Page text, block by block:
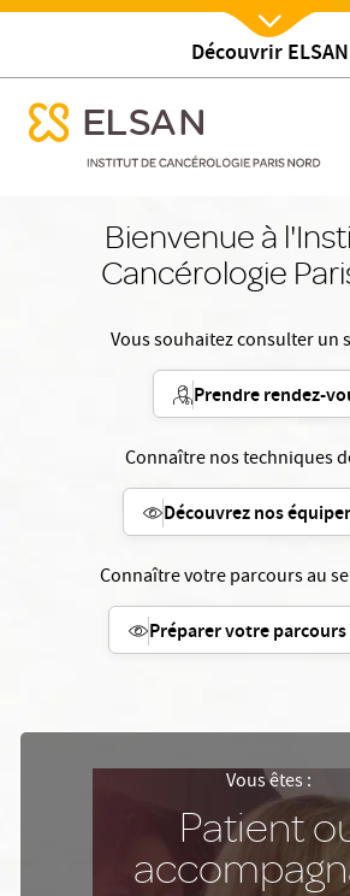
Découvrir ELSAN
Accueil
menu mobile
Nx:Afficher menu
menu mobile
Bienvenue à
Cancérologie
Vous souhaitez consulter un
Prendre rendez-
Connaître nos techniques
Découvrez nos
Connaître votre parcours au
Préparer votre
Vous êtes :
Patient